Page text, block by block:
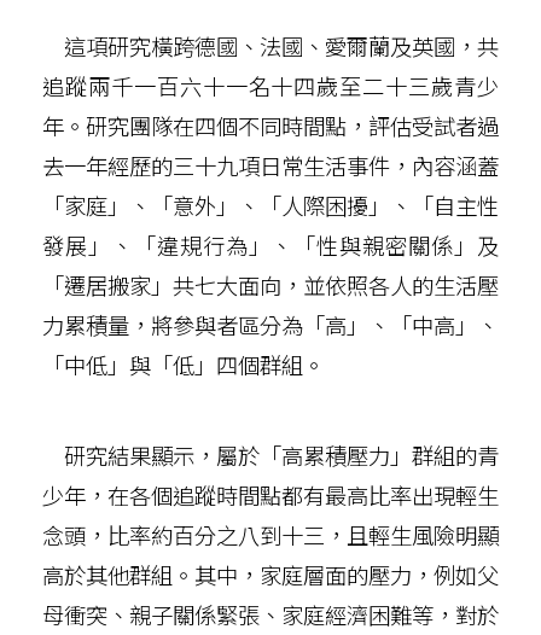
這項研究橫跨德國、法國、愛爾蘭及英國，共
追蹤兩千一百六十一名十四歲至二十三歲青少
年。研究團隊在四個不同時間點，評估受試者過
去一年經歷的三十九項日常生活事件，內容涵蓋
「家庭」、「意外」、「人際困擾」、「自主性
發展」、「違規行為」、「性與親密關係」及
「遷居搬家」共七大面向，並依照各人的生活壓
力累積量，將參與者區分為「高」、「中高」、
「中低」與「低」四個群組。
研究結果顯示，屬於「高累積壓力」群組的青
少年，在各個追蹤時間點都有最高比率出現輕生
念頭，比率約百分之八到十三，且輕生風險明顯
高於其他群組。其中，家庭層面的壓力，例如父
母衝突、親子關係緊張、家庭經濟困難等，對於